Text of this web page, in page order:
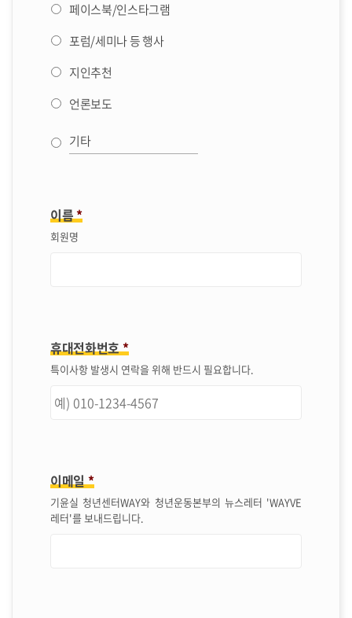
페이스북/인스타그램
포럼/세미나 등 행사
지인추천
언론보도
이름*
회원명
휴대전화번호*
특이사항 발생시 연락을 위해 반드시 필요합니다.
이메일*
기윤실 청년센터WAY와 청년운동본부의 뉴스레터 'WAYVE
레터'를 보내드립니다.